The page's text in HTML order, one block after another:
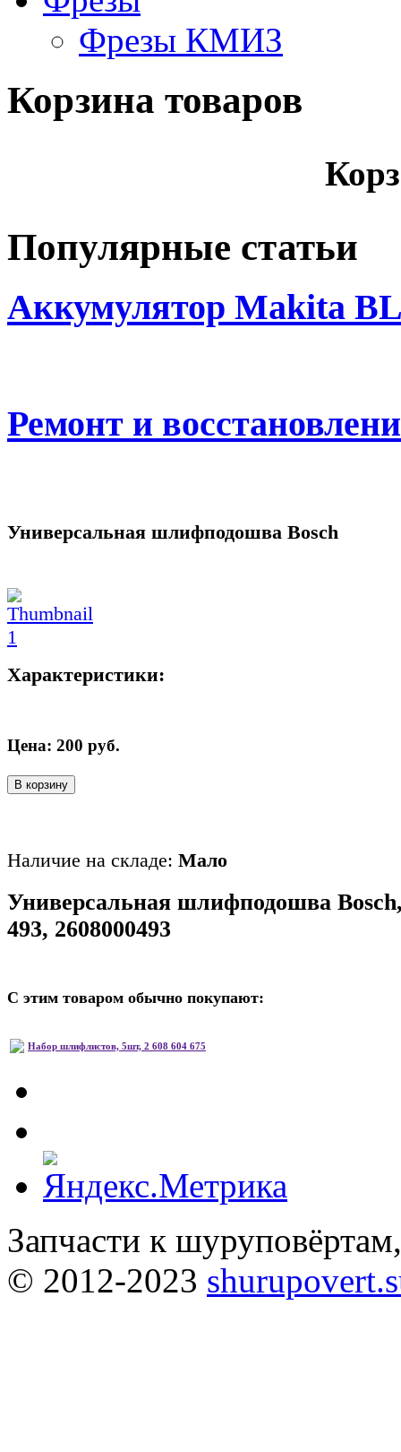
Фрезы КМИЗ
Корзина товаров
Популярные статьи
Аккумулятор Makita
Ремонт и
Универсальная шлифподошва Bosch
Характеристики:
Цена: 200 руб.
В корзину
Наличие на складе: Мало
Универсальная шлифподошва
493, 2608000493
С этим товаром обычно покупают:
Набор шлифлистов, 5шт, 2 608 604 675
Запчасти к
© 2012-2023